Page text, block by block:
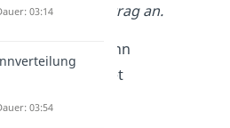
du den Kaufvertrag an.
wird dann
. Das bedeutet
03:14
03:54